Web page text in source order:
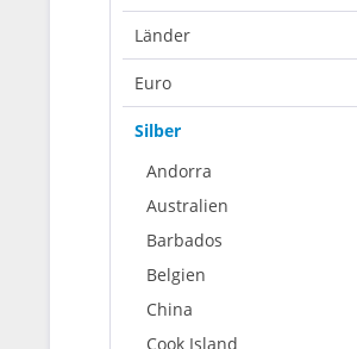
Länder
Euro
Silber
Andorra
Australien
Barbados
Belgien
China
Cook Island